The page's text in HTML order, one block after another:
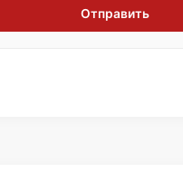
Отправить